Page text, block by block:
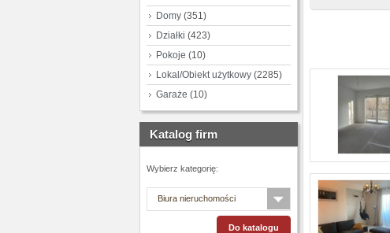
Domy(351)
Działki (423)
Pokoje (10)
Lokal/Obiekt użytkowy(2285)
Garaże (10)
Katalog firm
Wybierz kategorię:
Biura nieruchomości